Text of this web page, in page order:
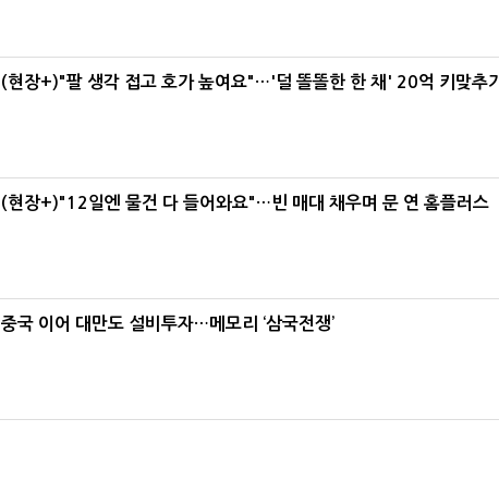
(현장+)"팔 생각 접고 호가 높여요"…'덜 똘똘한 한 채' 20억 키맞추기
(현장+)"12일엔 물건 다 들어와요"…빈 매대 채우며 문 연 홈플러스
중국 이어 대만도 설비투자…메모리 ‘삼국전쟁’